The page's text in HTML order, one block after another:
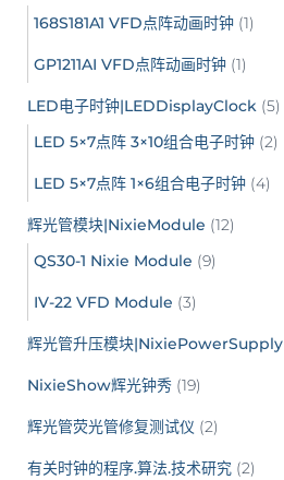
168S181A1 VFD点阵动画时钟 (1)
GP1211AI VFD点阵动画时钟 (1)
LED电子时钟|LEDDisplayClock (5)
LED 5×7点阵 3×10组合电子时钟 (2)
LED 5×7点阵 1×6组合电子时钟 (4)
辉光管模块|NixieModule (12)
QS30-1 Nixie Module (9)
IV-22 VFD Module (3)
辉光管升压模块|NixiePowerSupply
NixieShow辉光钟秀 (19)
辉光管荧光管修复测试仪 (2)
有关时钟的程序.算法.技术研究 (2)